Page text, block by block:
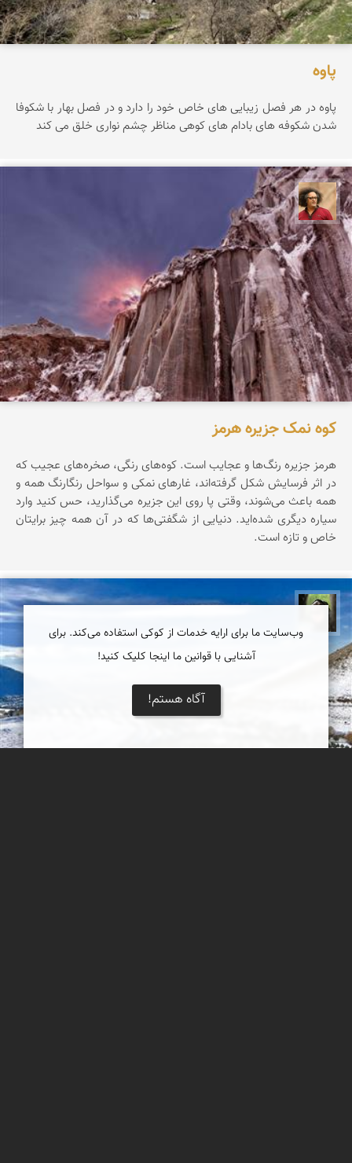
پاوه
پاوه در هر فصل زیبایی های خاص خود را دارد و در فصل بهار با شکوفا
شدن شکوفه های بادام های کوهی مناظر چشم نواری خلق می کند
مصطفی ربیعی بهشتی
کوه نمک جزیره هرمز
هرمز جزیره‌ رنگ‌ها‌ و عجایب است. کوه‌های رنگی، صخره‌های عجیب که
در اثر فرسایش شکل گرفته‌اند، غارهای نمکی و سواحل رنگارنگ همه و
همه باعث می‌شوند، وقتی پا روی این جزیره می‌گذارید، حس کنید وارد
سیاره‌ دیگری شده‌اید. دنیایی از شگفتی‌ها که در آن همه چیز برایتان
خاص و تازه است.
وب‌سایت ما برای ارایه خدمات از کوکی استفاده می‌کند. برای
آشنایی با قوانین ما اینجا کلیک کنید!
آگاه هستم!